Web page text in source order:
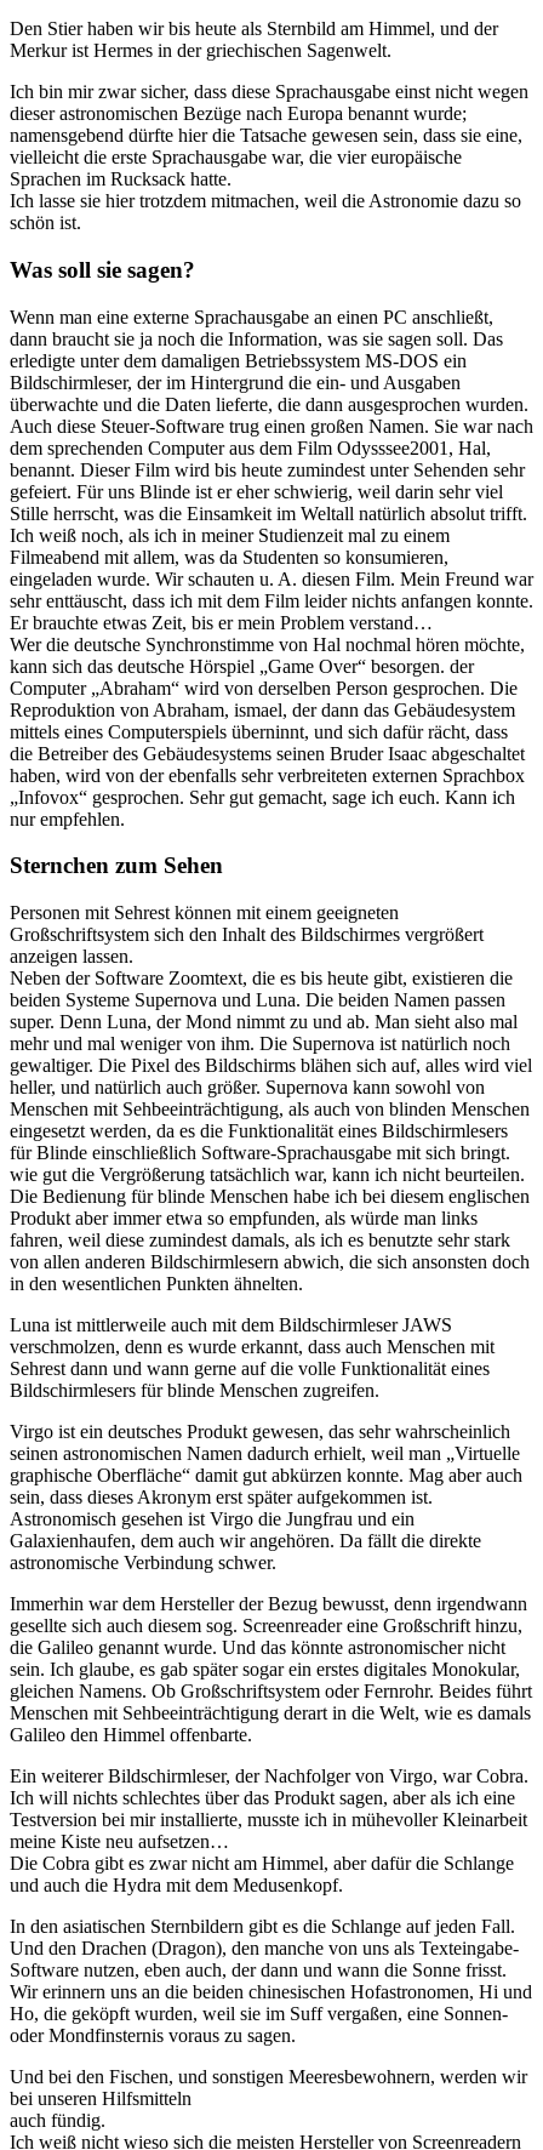
Den Stier haben wir bis heute als Sternbild am Himmel, und der
Merkur ist Hermes in der griechischen Sagenwelt.
Ich bin mir zwar sicher, dass diese Sprachausgabe einst nicht wegen
dieser astronomischen Bezüge nach Europa benannt wurde;
namensgebend dürfte hier die Tatsache gewesen sein, dass sie eine,
vielleicht die erste Sprachausgabe war, die vier europäische
Sprachen im Rucksack hatte.
Ich lasse sie hier trotzdem mitmachen, weil die Astronomie dazu so
schön ist.
Was soll sie sagen?
Wenn man eine externe Sprachausgabe an einen PC anschließt,
dann braucht sie ja noch die Information, was sie sagen soll. Das
erledigte unter dem damaligen Betriebssystem MS-DOS ein
Bildschirmleser, der im Hintergrund die ein- und Ausgaben
überwachte und die Daten lieferte, die dann ausgesprochen wurden.
Auch diese Steuer-Software trug einen großen Namen. Sie war nach
dem sprechenden Computer aus dem Film Odysssee2001, Hal,
benannt. Dieser Film wird bis heute zumindest unter Sehenden sehr
gefeiert. Für uns Blinde ist er eher schwierig, weil darin sehr viel
Stille herrscht, was die Einsamkeit im Weltall natürlich absolut trifft.
Ich weiß noch, als ich in meiner Studienzeit mal zu einem
Filmeabend mit allem, was da Studenten so konsumieren,
eingeladen wurde. Wir schauten u. A. diesen Film. Mein Freund war
sehr enttäuscht, dass ich mit dem Film leider nichts anfangen konnte.
Er brauchte etwas Zeit, bis er mein Problem verstand…
Wer die deutsche Synchronstimme von Hal nochmal hören möchte,
kann sich das deutsche Hörspiel „Game Over“ besorgen. der
Computer „Abraham“ wird von derselben Person gesprochen. Die
Reproduktion von Abraham, ismael, der dann das Gebäudesystem
mittels eines Computerspiels überninnt, und sich dafür rächt, dass
die Betreiber des Gebäudesystems seinen Bruder Isaac abgeschaltet
haben, wird von der ebenfalls sehr verbreiteten externen Sprachbox
„Infovox“ gesprochen. Sehr gut gemacht, sage ich euch. Kann ich
nur empfehlen.
Sternchen zum Sehen
Personen mit Sehrest können mit einem geeigneten
Großschriftsystem sich den Inhalt des Bildschirmes vergrößert
anzeigen lassen.
Neben der Software Zoomtext, die es bis heute gibt, existieren die
beiden Systeme Supernova und Luna. Die beiden Namen passen
super. Denn Luna, der Mond nimmt zu und ab. Man sieht also mal
mehr und mal weniger von ihm. Die Supernova ist natürlich noch
gewaltiger. Die Pixel des Bildschirms blähen sich auf, alles wird viel
heller, und natürlich auch größer. Supernova kann sowohl von
Menschen mit Sehbeeinträchtigung, als auch von blinden Menschen
eingesetzt werden, da es die Funktionalität eines Bildschirmlesers
für Blinde einschließlich Software-Sprachausgabe mit sich bringt.
wie gut die Vergrößerung tatsächlich war, kann ich nicht beurteilen.
Die Bedienung für blinde Menschen habe ich bei diesem englischen
Produkt aber immer etwa so empfunden, als würde man links
fahren, weil diese zumindest damals, als ich es benutzte sehr stark
von allen anderen Bildschirmlesern abwich, die sich ansonsten doch
in den wesentlichen Punkten ähnelten.
Luna ist mittlerweile auch mit dem Bildschirmleser JAWS
verschmolzen, denn es wurde erkannt, dass auch Menschen mit
Sehrest dann und wann gerne auf die volle Funktionalität eines
Bildschirmlesers für blinde Menschen zugreifen.
Virgo ist ein deutsches Produkt gewesen, das sehr wahrscheinlich
seinen astronomischen Namen dadurch erhielt, weil man „Virtuelle
graphische Oberfläche“ damit gut abkürzen konnte. Mag aber auch
sein, dass dieses Akronym erst später aufgekommen ist.
Astronomisch gesehen ist Virgo die Jungfrau und ein
Galaxienhaufen, dem auch wir angehören. Da fällt die direkte
astronomische Verbindung schwer.
Immerhin war dem Hersteller der Bezug bewusst, denn irgendwann
gesellte sich auch diesem sog. Screenreader eine Großschrift hinzu,
die Galileo genannt wurde. Und das könnte astronomischer nicht
sein. Ich glaube, es gab später sogar ein erstes digitales Monokular,
gleichen Namens. Ob Großschriftsystem oder Fernrohr. Beides führt
Menschen mit Sehbeeinträchtigung derart in die Welt, wie es damals
Galileo den Himmel offenbarte.
Ein weiterer Bildschirmleser, der Nachfolger von Virgo, war Cobra.
Ich will nichts schlechtes über das Produkt sagen, aber als ich eine
Testversion bei mir installierte, musste ich in mühevoller Kleinarbeit
meine Kiste neu aufsetzen…
Die Cobra gibt es zwar nicht am Himmel, aber dafür die Schlange
und auch die Hydra mit dem Medusenkopf.
In den asiatischen Sternbildern gibt es die Schlange auf jeden Fall.
Und den Drachen (Dragon), den manche von uns als Texteingabe-
Software nutzen, eben auch, der dann und wann die Sonne frisst.
Wir erinnern uns an die beiden chinesischen Hofastronomen, Hi und
Ho, die geköpft wurden, weil sie im Suff vergaßen, eine Sonnen-
oder Mondfinsternis voraus zu sagen.
Und bei den Fischen, und sonstigen Meeresbewohnern, werden wir
bei unseren Hilfsmitteln
auch fündig.
Ich weiß nicht wieso sich die meisten Hersteller von Screenreadern